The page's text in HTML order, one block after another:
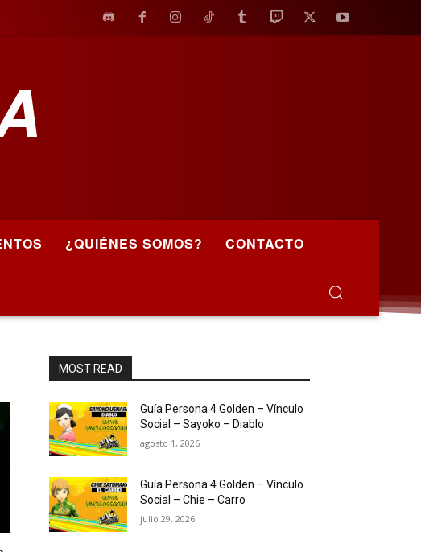
¿QUIÉNES SOMOS? CONTACTO
MOST READ
Guía Persona 4 Golden – Vínculo
Social – Sayoko – Diablo
agosto 1, 2026
Guía Persona 4 Golden – Vínculo
Social – Chie – Carro
julio 29, 2026